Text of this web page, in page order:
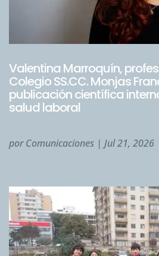
Valentina Marroquín,
Colegio SS.CC. Monjas
publicación científica
salud laboral
porComunicaciones | Jul 21, 2026